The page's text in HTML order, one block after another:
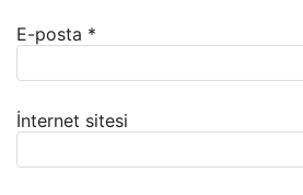
E-posta *
İnternet sitesi